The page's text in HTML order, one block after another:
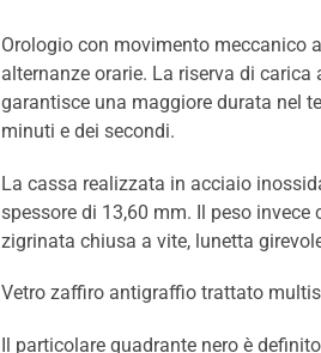
Orologio con movimento meccanico
alternanze orarie. La riserva di
garantisce una maggiore durata nel
minuti e dei secondi.
La cassa realizzata in acciaio
spessore di 13,60 mm. Il peso invece
zigrinata chiusa a vite, lunetta
Vetro zaffiro antigraffio trattato
Il particolare quadrante nero è